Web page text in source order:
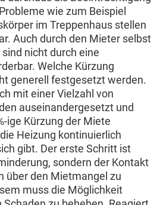
wie zum Beispiel
im Treppenhaus stellen
Auch durch den Mieter selbst
nicht durch eine
Welche Kürzung
generell festgesetzt werden.
mit einer Vielzahl von
auseinandergesetzt und
ige Kürzung der Miete
Heizung kontinuierlich
gibt. Der erste Schritt ist
sondern der Kontakt
über den Mietmangel zu
muss die Möglichkeit